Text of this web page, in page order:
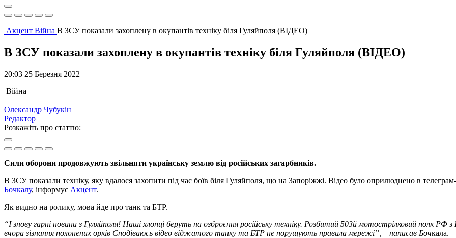
Акцент Війна В ЗСУ показали захоплену в окупантів техніку біля Гуляйполя (ВІДЕО)
В ЗСУ показали захоплену в окупантів техніку біля Гуляйполя (ВІДЕО)
20:03 25 Березня 2022
Війна
Олександр Чубукін
Редактор
Розкажіть про статтю:
Сили оборони продовжують звільняти українську землю від російських загарбників.
В ЗСУ показали техніку, яку вдалося захопити під час боїв біля Гуляйполя, що на Запоріжжі. Відео було оприлюднено в
Бочкалу, інформує Акцент.
Як видно на ролику, мова йде про танк та БТР.
“І знову гарні новини з Гуляйполя! Наші хлопці беруть на озброєння російську техніку. Розбитий 503й мотострілковий полк РФ
вчора зізнання полонених орків Сподіваюсь відео віджатого танку та БТР не порушують правила мережі”, – написав Бочкала.